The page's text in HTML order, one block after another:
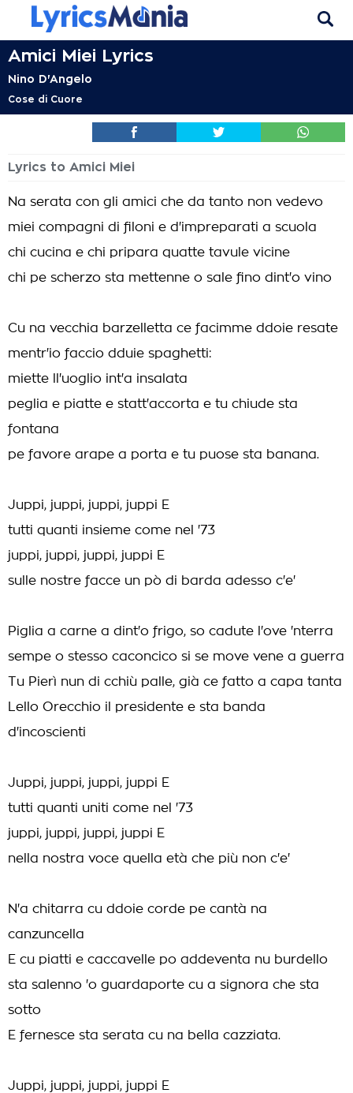
Amici Miei Lyrics
Nino D'Angelo
Cose di Cuore
Lyrics to Amici Miei
Na serata con gli amici che da tanto non vedevo
miei compagni di filoni e d'impreparati a scuola
chi cucina e chi pripara quatte tavule vicine
chi pe scherzo sta mettenne o sale fino dint'o vino
Cu na vecchia barzelletta ce facimme ddoie resate
mentr'io faccio dduie spaghetti:
miette ll'uoglio int'a insalata
peglia e piatte e statt'accorta e tu chiude sta
fontana
pe favore arape a porta e tu puose sta banana.
Juppi, juppi, juppi, juppi E
tutti quanti insieme come nel '73
juppi, juppi, juppi, juppi E
sulle nostre facce un pò di barda adesso c'e'
Piglia a carne a dint'o frigo, so cadute l'ove 'nterra
sempe o stesso caconcico si se move vene a guerra
Tu Pierì nun di cchiù palle, già ce fatto a capa tanta
Lello Orecchio il presidente e sta banda
d'incoscienti
Juppi, juppi, juppi, juppi E
tutti quanti uniti come nel '73
juppi, juppi, juppi, juppi E
nella nostra voce quella età che più non c'e'
N'a chitarra cu ddoie corde pe cantà na
canzuncella
E cu piatti e caccavelle po addeventa nu burdello
sta salenno 'o guardaporte cu a signora che sta
sotto
E fernesce sta serata cu na bella cazziata.
Juppi, juppi, juppi, juppi E